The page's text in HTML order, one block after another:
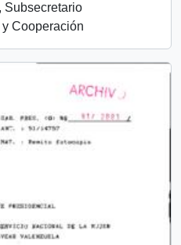
Subsecretario
Cooperación